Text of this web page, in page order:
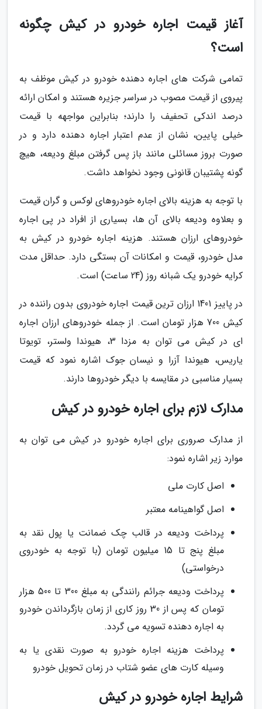
آغاز قیمت اجاره خودرو در کیش چگونه
است؟
تمامی شرکت های اجاره دهنده خودرو در کیش موظف به
پیروی از قیمت مصوب در سراسر جزیره هستند و امکان ارائه
درصد اندکی تحفیف را دارند؛ بنابراین مواجهه با قیمت
خیلی پایین، نشان از عدم اعتبار اجاره دهنده دارد و در
صورت بروز مسائلی مانند باز پس گرفتن مبلغ ودیعه، هیچ
گونه پشتیبان قانونی وجود نخواهد داشت.
با توجه به هزینه بالای اجاره خودروهای لوکس و گران قیمت
و بعلاوه ودیعه بالای آن ها، بسیاری از افراد در پی اجاره
خودروهای ارزان هستند. هزینه اجاره خودرو در کیش به
مدل خودرو، قیمت و امکانات آن بستگی دارد. حداقل مدت
کرایه خودرو یک شبانه روز (24 ساعت) است.
در پاییز 1401 ارزان ترین قیمت اجاره خودروی بدون راننده در
کیش 700 هزار تومان است. از جمله خودروهای ارزان اجاره
ای در کیش می توان به مزدا 3، هیوندا ولستر، تویوتا
یاریس، هیوندا آزرا و نیسان جوک اشاره نمود که قیمت
بسیار مناسبی در مقایسه با دیگر خودروها دارند.
مدارک لازم برای اجاره خودرو در کیش
از مدارک صروری برای اجاره خودرو در کیش می توان به
موارد زیر اشاره نمود:
اصل کارت ملی
اصل گواهینامه معتبر
پرداخت ودیعه در قالب چک ضمانت یا پول نقد به
مبلغ پنج تا 15 میلیون تومان (با توجه به خودروی
درخواستی)
پرداخت ودیعه جرائم رانندگی به مبلغ 300 تا 500 هزار
تومان که پس از 30 روز کاری از زمان بازگرداندن خودرو
به اجاره دهنده تسویه می گردد.
پرداخت هزینه اجاره خودرو به صورت نقدی یا به
وسیله کارت های عضو شتاب در زمان تحویل خودرو
شرایط اجاره خودرو در کیش